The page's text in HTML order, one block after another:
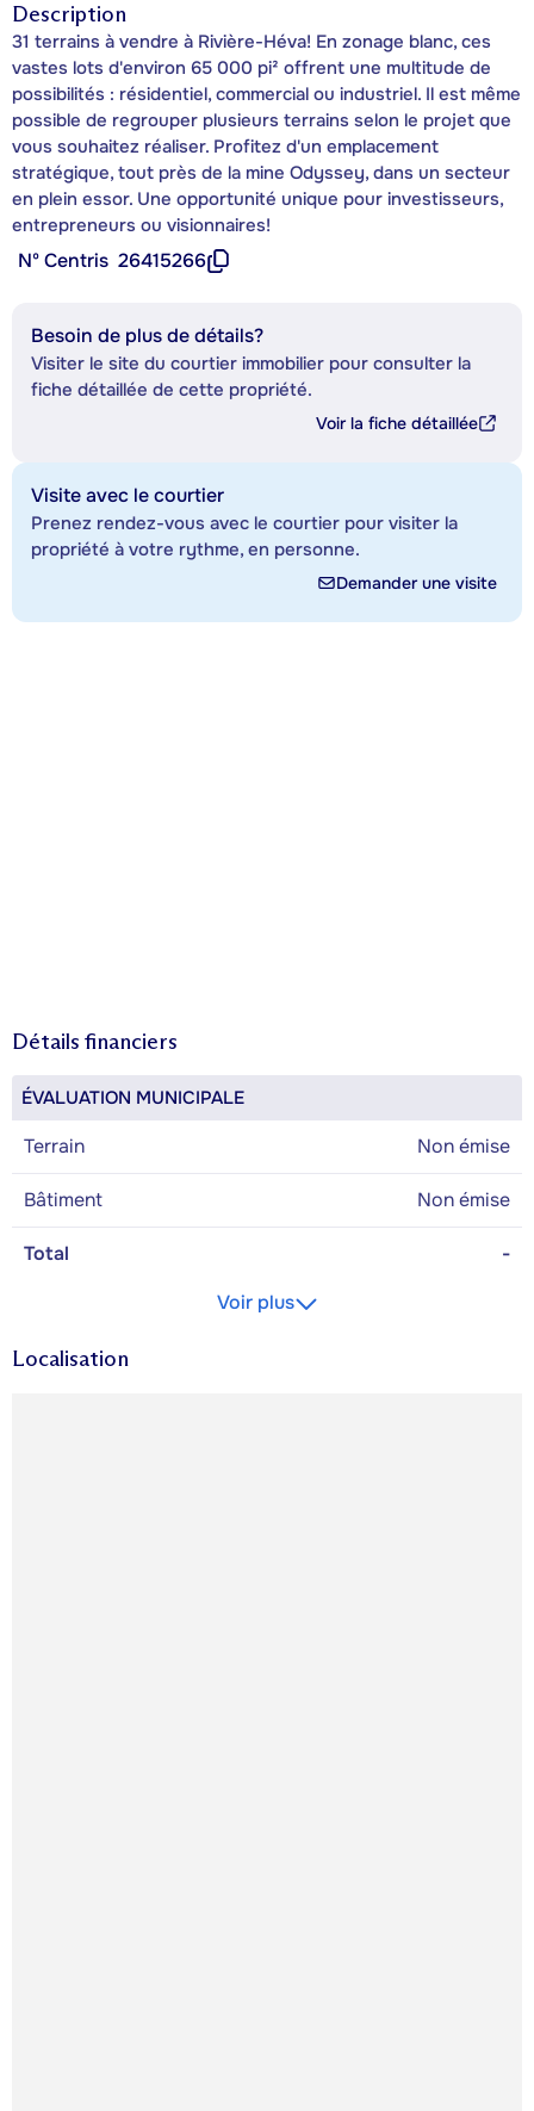
Description
31 terrains à vendre à Rivière-Héva! En zonage blanc, ces
vastes lots d'environ 65 000 pi² offrent une multitude de
possibilités : résidentiel, commercial ou industriel. Il est même
possible de regrouper plusieurs terrains selon le projet que
vous souhaitez réaliser. Profitez d'un emplacement
stratégique, tout près de la mine Odyssey, dans un secteur
en plein essor. Une opportunité unique pour investisseurs,
entrepreneurs ou visionnaires!
Nº Centris 26415266
Besoin de plus de détails?
Visiter le site du courtier immobilier pour consulter la
fiche détaillée de cette propriété.
Voir la fiche détaillée
Visite avec le courtier
Prenez rendez-vous avec le courtier pour visiter la
propriété à votre rythme, en personne.
Demander une visite
Détails financiers
ÉVALUATION MUNICIPALE
Terrain Non émise
Bâtiment Non émise
Total
-
Voir plus
Localisation